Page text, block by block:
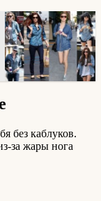
без каблуков.
за жары нога